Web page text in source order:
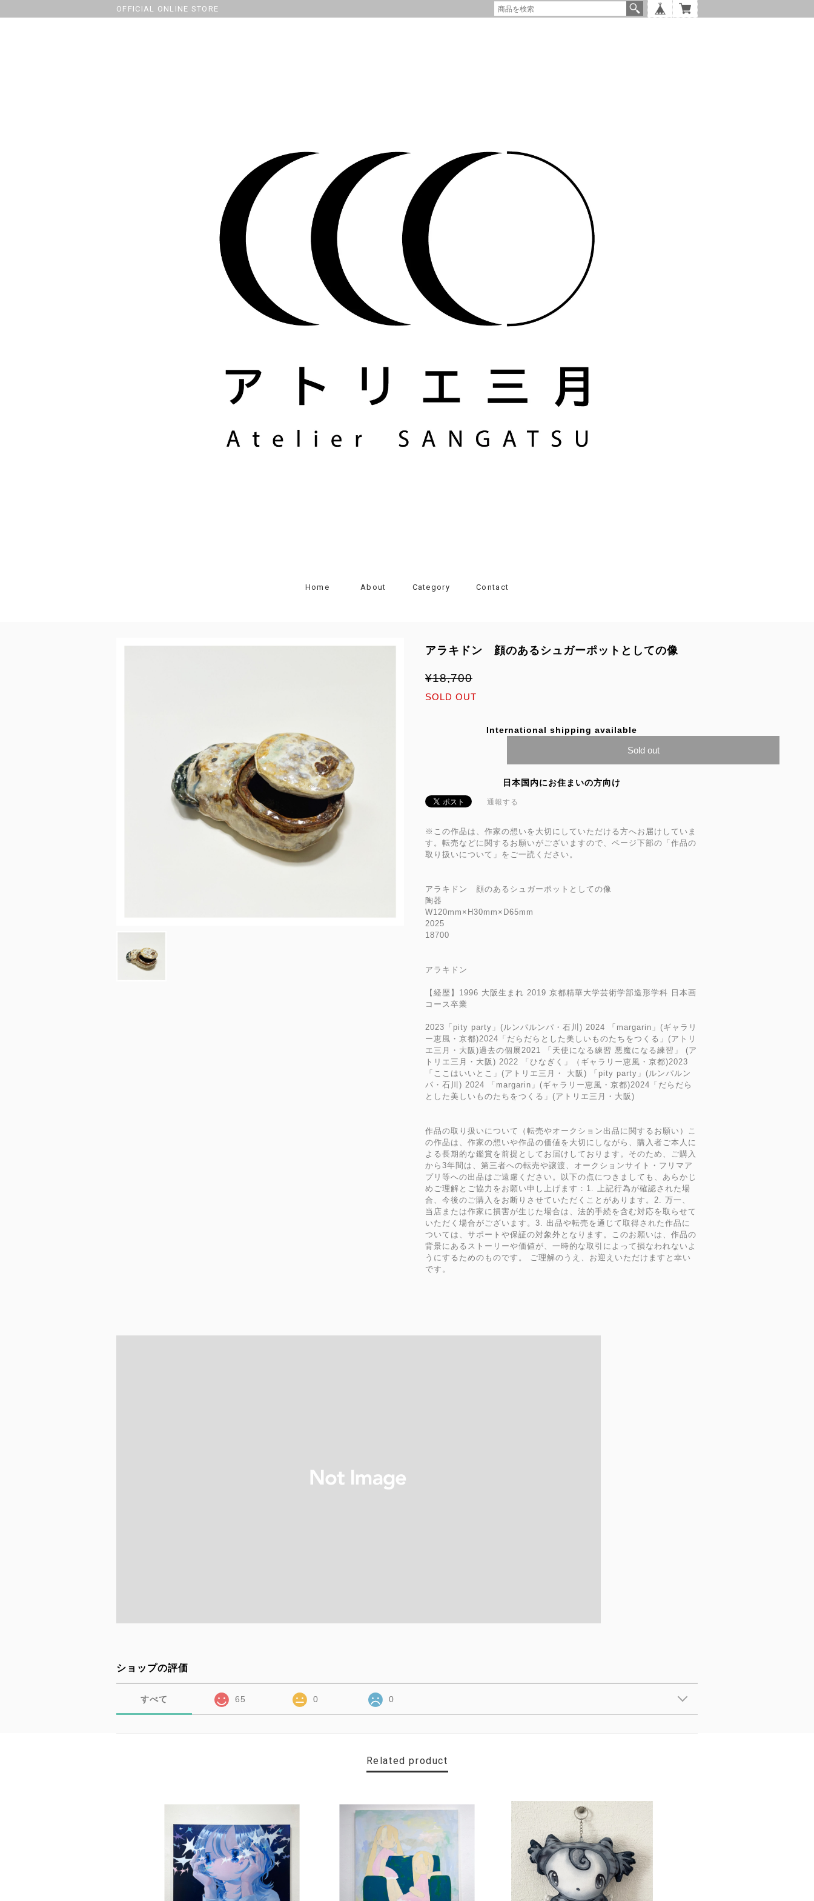
OFFICIAL ONLINE STORE
Home About Category Contact
アラキドン 顔のあるシュガーポットとしての像
¥18,700
SOLD OUT
International shipping available
Sold out
日本国内にお住まいの方向け
通報する
※この作品は、作家の想いを大切にしていただける方へお届けしていま
す。転売などに関するお願いがございますので、ページ下部の「作品の
取り扱いについて」をご一読ください。
アラキドン 顔のあるシュガーポットとしての像
陶器
W120mm×H30mm×D65mm
2025
18700
アラキドン
【経歴】1996 大阪生まれ 2019 京都精華大学芸術学部造形学科 日本画
コース卒業
2023「pity party」(ルンパルンパ・石川) 2024 「margarin」(ギャラリ
ー恵風・京都)2024「だらだらとした美しいものたちをつくる」(アトリ
エ三月・大阪)過去の個展2021 「天使になる練習 悪魔になる練習」 (ア
トリエ三月・大阪) 2022 「ひなぎく」（ギャラリー恵風・京都)2023
「ここはいいとこ」(アトリエ三月・ 大阪) 「pity party」(ルンパルン
パ・石川) 2024 「margarin」(ギャラリー恵風・京都)2024「だらだら
とした美しいものたちをつくる」(アトリエ三月・大阪)
作品の取り扱いについて（転売やオークション出品に関するお願い）こ
の作品は、作家の想いや作品の価値を大切にしながら、購入者ご本人に
よる長期的な鑑賞を前提としてお届けしております。そのため、ご購入
から3年間は、第三者への転売や譲渡、オークションサイト・フリマア
プリ等への出品はご遠慮ください。以下の点につきましても、あらかじ
めご理解とご協力をお願い申し上げます：1. 上記行為が確認された場
合、今後のご購入をお断りさせていただくことがあります。2. 万一、
当店または作家に損害が生じた場合は、法的手続を含む対応を取らせて
いただく場合がございます。3. 出品や転売を通じて取得された作品に
ついては、サポートや保証の対象外となります。このお願いは、作品の
背景にあるストーリーや価値が、一時的な取引によって損なわれないよ
うにするためのものです。 ご理解のうえ、お迎えいただけますと幸い
です。
ショップの評価
すべて 65 0 0
Related product